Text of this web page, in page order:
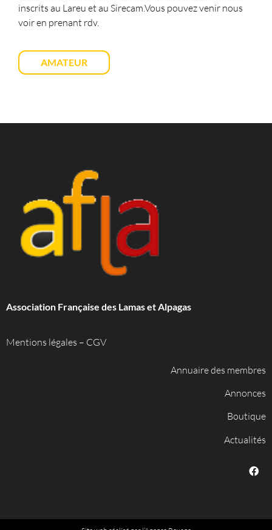
inscrits au Lareu et au Sirecam.Vous pouvez venir nous
voir en prenant rdv.
AMATEUR
Association Française des Lamas et Alpagas
Mentions légales – CGV
Annuaire des membres
Annonces
Boutique
Actualités